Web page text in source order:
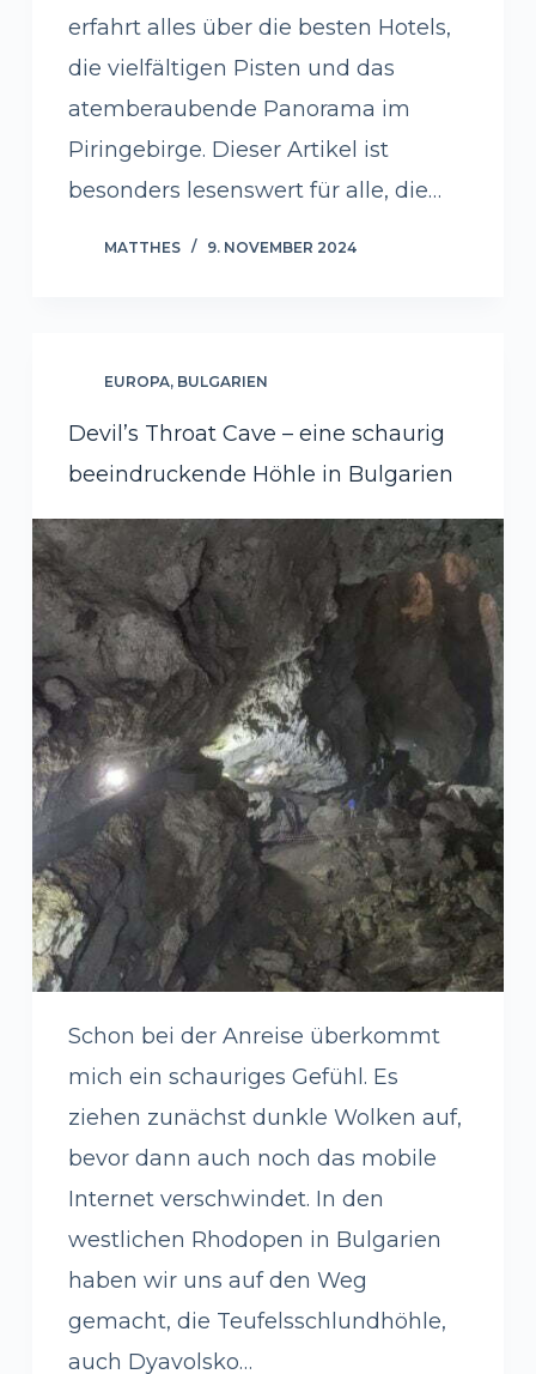
erfahrt alles über die besten Hotels,
die vielfältigen Pisten und das
atemberaubende Panorama im
Piringebirge. Dieser Artikel ist
besonders lesenswert für alle, die…
MATTHES 9. NOVEMBER 2024
EUROPA, BULGARIEN
Devil’s Throat Cave – eine schaurig
beeindruckende Höhle in Bulgarien
Schon bei der Anreise überkommt
mich ein schauriges Gefühl. Es
ziehen zunächst dunkle Wolken auf,
bevor dann auch noch das mobile
Internet verschwindet. In den
westlichen Rhodopen in Bulgarien
haben wir uns auf den Weg
gemacht, die Teufelsschlundhöhle,
auch Dyavolsko…